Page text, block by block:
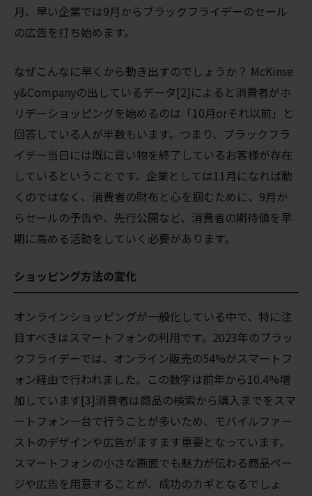
月、早い企業では9月からブラックフライデーのセール
の広告を打ち始めます。
なぜこんなに早くから動き出すのでしょうか？ McKinse
y&Companyの出しているデータ[2]によると消費者がホ
リデーショッピングを始めるのは「10月orそれ以前」と
回答している人が半数もいます。つまり、ブラックフラ
イデー当日には既に買い物を終了しているお客様が存在
しているということです。企業としては11月になれば動
くのではなく、消費者の財布と心を掴むために、9月か
らセールの予告や、先行公開など、消費者の期待値を早
期に高める活動をしていく必要があります。
ショッピング方法の変化
オンラインショッピングが一般化している中で、特に注
目すべきはスマートフォンの利用です。2023年のブラッ
クフライデーでは、オンライン販売の54%がスマートフ
ォン経由で行われました。この数字は前年から10.4%増
加しています[3]消費者は商品の検索から購入までをスマ
ートフォン一台で行うことが多いため、モバイルファー
ストのデザインや広告がますます重要となっています。
スマートフォンの小さな画面でも魅力が伝わる商品ペー
ジや広告を用意することが、成功のカギとなるでしょ